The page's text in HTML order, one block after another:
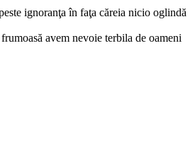
ignoranţa în faţa căreia nicio oglindă
avem nevoie terbila de oameni